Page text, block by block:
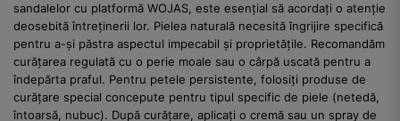
sandalelor cu platformă WOJAS, este esențial să acordați o atenție
deosebită întreținerii lor. Pielea naturală necesită îngrijire specifică
pentru a-și păstra aspectul impecabil și proprietățile. Recomandăm
curățarea regulată cu o perie moale sau o cârpă uscată pentru a
îndepărta praful. Pentru petele persistente, folosiți produse de
curățare special concepute pentru tipul specific de piele (netedă,
întoarsă, nubuc). După curățare, aplicați o cremă sau un spray de